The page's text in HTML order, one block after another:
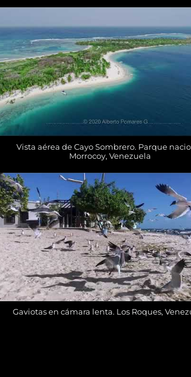
Vista aérea de Cayo Sombrero. Parque
Morrocoy, Venezuela
Gaviotas en cámara lenta. Los Roques,